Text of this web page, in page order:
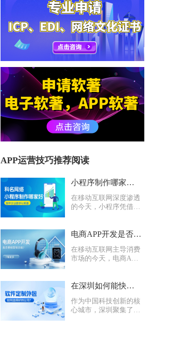
APP运营技巧推荐阅读
小程序制作哪家好？科名网络用专业筑牢企业数字化根基
在移动互联网深度渗透
的今天，小程序凭借轻
打通线上渠道、沉淀私
论是初创商户还是成熟
企业，都纷纷布局小程
电商APP开发是否要多做营销功能
在移动互联网主导消费
市场的今天，电商APP
体。不少企业在开发电
个两难困境：电商APP
开发是否要多做营销功
在深圳如何能快速找到一家优质的软件定制外包公司
作为中国科技创新的核
心城市，深圳聚集了海